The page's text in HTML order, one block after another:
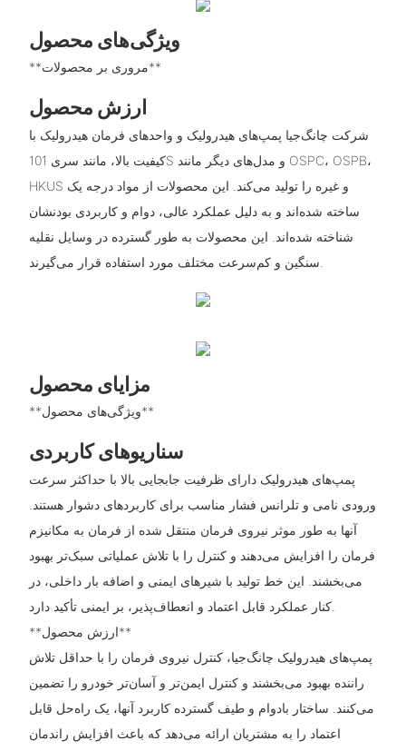
ویژگی‌های محصول
**مروری بر محصولات**
ارزش محصول
شرکت چانگ‌جیا پمپ‌های هیدرولیک و واحدهای فرمان هیدرولیک با
کیفیت بالا، مانند سری 101S و مدل‌های دیگر مانند OSPC، OSPB،
HKUS و غیره را تولید می‌کند. این محصولات از مواد درجه یک
ساخته شده‌اند و به دلیل عملکرد عالی، دوام و کاربردی بودنشان
شناخته شده‌اند. این محصولات به طور گسترده در وسایل نقلیه
مزایای محصول
**ویژگی‌های محصول**
سناریوهای کاربردی
پمپ‌های هیدرولیک دارای ظرفیت جابجایی بالا با حداکثر سرعت
ورودی نامی و تلرانس فشار مناسب برای کاربردهای دشوار هستند.
آنها به طور موثر نیروی فرمان منتقل شده از فرمان به مکانیزم
فرمان را افزایش می‌دهند و کنترل را با تلاش عملیاتی سبک‌تر بهبود
می‌بخشند. این خط تولید با شیرهای ایمنی و اضافه بار داخلی، در
کنار عملکرد قابل اعتماد و انعطاف‌پذیر، بر ایمنی تأکید دارد.
**ارزش محصول**
پمپ‌های هیدرولیک چانگ‌جیا، کنترل نیروی فرمان را با حداقل تلاش
راننده بهبود می‌بخشند و کنترل ایمن‌تر و آسان‌تر خودرو را تضمین
می‌کنند. ساختار بادوام و طیف گسترده کاربرد آنها، یک راه‌حل قابل
اعتماد را به مشتریان ارائه می‌دهد که باعث افزایش راندمان